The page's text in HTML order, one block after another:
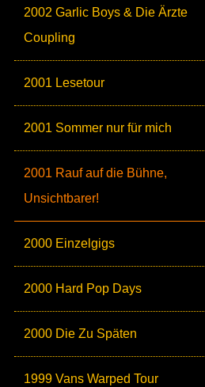
2002 Garlic Boys & Die Ärzte
Coupling
2001 Lesetour
2001 Sommer nur für mich
2001 Rauf auf die Bühne,
Unsichtbarer!
2000 Einzelgigs
2000 Hard Pop Days
2000 Die Zu Späten
1999 Vans Warped Tour